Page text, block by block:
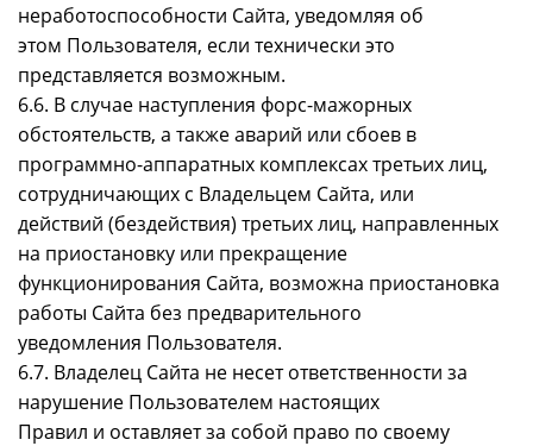
неработоспособности Сайта, уведомляя об
этом Пользователя, если технически это
представляется возможным.
6.6. В случае наступления форс-мажорных
обстоятельств, а также аварий или сбоев в
программно-аппаратных комплексах третьих лиц,
сотрудничающих с Владельцем Сайта, или
действий (бездействия) третьих лиц, направленных
на приостановку или прекращение
функционирования Сайта, возможна приостановка
работы Сайта без предварительного
уведомления Пользователя.
6.7. Владелец Сайта не несет ответственности за
нарушение Пользователем настоящих
Правил и оставляет за собой право по своему